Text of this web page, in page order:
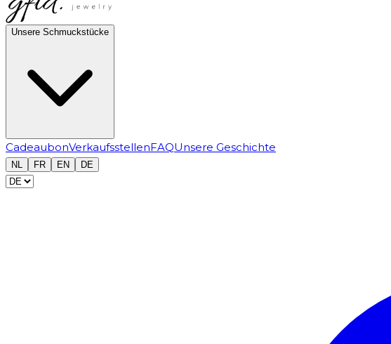
Unsere Schmuckstücke
CadeaubonVerkaufsstellenFAQUnsere Geschichte
NL FR EN DE